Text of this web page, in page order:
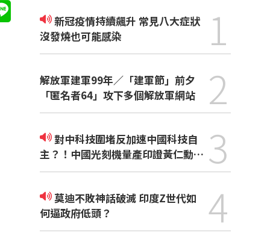
新冠疫情持續飆升 常見八大症狀
沒發燒也可能感染
1
解放軍建軍99年／「建軍節」前夕
「匿名者64」攻下多個解放軍網站
2
對中科技圍堵反加速中國科技自
主？！中國光刻機量產印證黃仁勳觀
點
3
莫迪不敗神話破滅 印度Z世代如
何逼政府低頭？
4